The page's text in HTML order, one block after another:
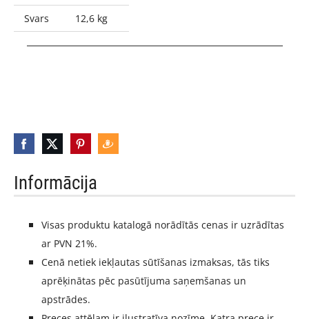
Informācija
Visas produktu katalogā norādītās cenas ir uzrādītas
ar PVN 21%.
Cenā netiek iekļautas sūtīšanas izmaksas, tās tiks
aprēķinātas pēc pasūtījuma saņemšanas un
apstrādes.
Svars
12,6 kg